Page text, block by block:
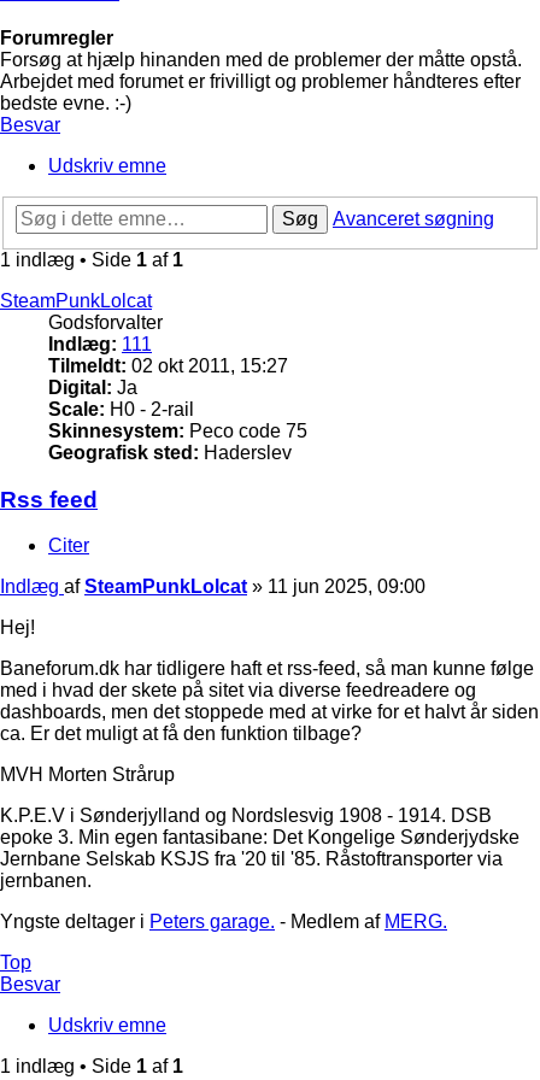
Forumregler
Forsøg at hjælp hinanden med de problemer der måtte opstå.
Arbejdet med forumet er frivilligt og problemer håndteres efter
bedste evne. :-)
Besvar
Udskriv emne
Søg
Avanceret søgning
1 indlæg • Side 1 af 1
SteamPunkLolcat
Godsforvalter
Indlæg: 111
Tilmeldt: 02 okt 2011, 15:27
Digital: Ja
Scale: H0 - 2-rail
Skinnesystem: Peco code 75
Geografisk sted: Haderslev
Rss feed
Citer
Indlæg afSteamPunkLolcat » 11 jun 2025, 09:00
Hej!
Baneforum.dk har tidligere haft et rss-feed, så man kunne følge
med i hvad der skete på sitet via diverse feedreadere og
dashboards, men det stoppede med at virke for et halvt år siden
ca. Er det muligt at få den funktion tilbage?
MVH Morten Strårup
K.P.E.V i Sønderjylland og Nordslesvig 1908 - 1914. DSB
epoke 3. Min egen fantasibane: Det Kongelige Sønderjydske
Jernbane Selskab KSJS fra '20 til '85. Råstoftransporter via
jernbanen.
Yngste deltager i Peters garage. - Medlem af MERG.
Top
Besvar
Udskriv emne
1 indlæg • Side 1 af 1